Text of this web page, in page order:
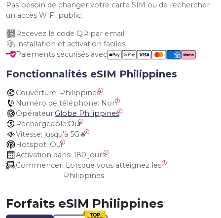
Pas besoin de changer votre carte SIM ou de rechercher
un accès WIFI public.
Recevez le code QR par email
Installation et activation faciles
Paiements sécurisés avec
Fonctionnalités eSIM Philippines
Couverture: Philippines
Numéro de téléphone: Non
Opérateur:Globe Philippines
Rechargeable:Oui
Vitesse: jusqu'à 5G🔥
Hotspot: Oui
Activation dans: 180 jours
Commencer:
Philippines
Forfaits eSIM Philippines